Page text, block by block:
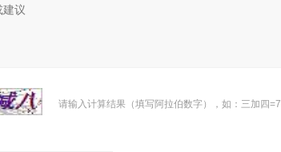
请输入计算结果（填写阿拉伯数字），如：三加四=7